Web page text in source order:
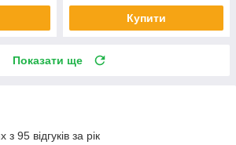
Купити
Показати ще
95 відгуків за рік